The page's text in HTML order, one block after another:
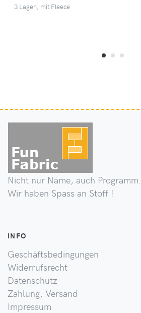
3 Lagen, mit Fleece
Nicht nur Name, auch Programm:
Wir haben Spass an Stoff !
INFO
Geschäftsbedingungen
Widerrufsrecht
Datenschutz
Zahlung, Versand
Impressum